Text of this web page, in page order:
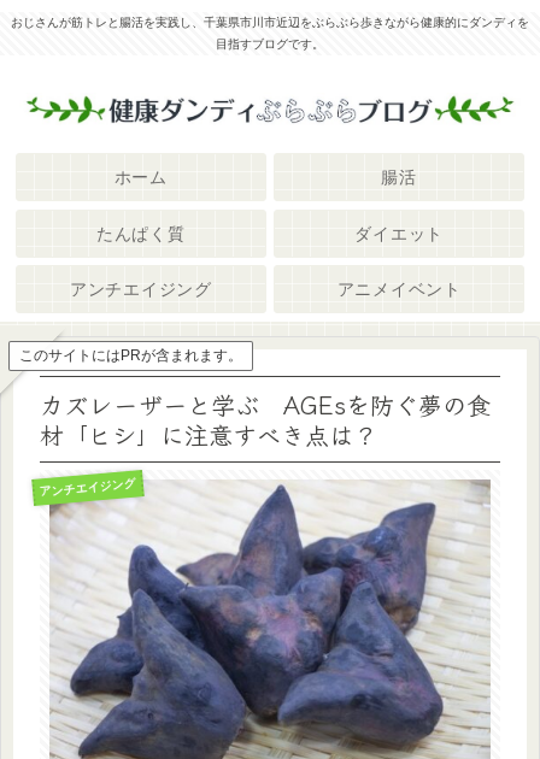
おじさんが筋トレと腸活を実践し、千葉県市川市近辺をぶらぶら歩きながら健康的にダンディを
目指すブログです。
ホーム 腸活
たんぱく質 ダイエット
アンチエイジング アニメイベント
このサイトにはPRが含まれます。
カズレーザーと学ぶ AGEsを防ぐ夢の食
材「ヒシ」に注意すべき点は？
アンチエイジング